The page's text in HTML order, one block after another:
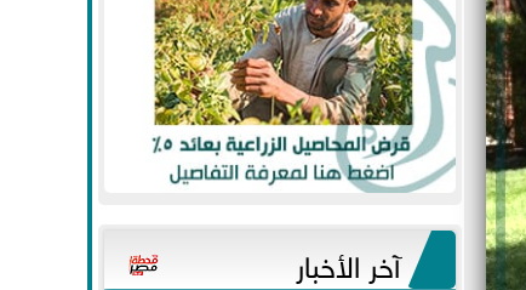
آخر الأخبار